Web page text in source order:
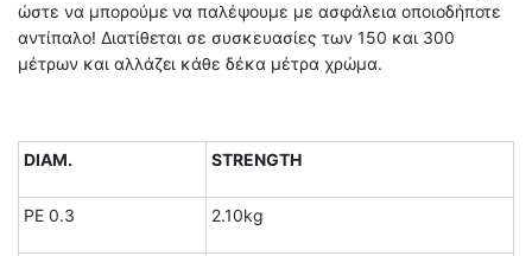
ώστε να μπορούμε να παλέψουμε με ασφάλεια οποιοδήποτε
αντίπαλο! Διατίθεται σε συσκευασίες των 150 και 300
μέτρων και αλλάζει κάθε δέκα μέτρα χρώμα.
DIAM. STRENGTH
PE 0.3 2.10kg